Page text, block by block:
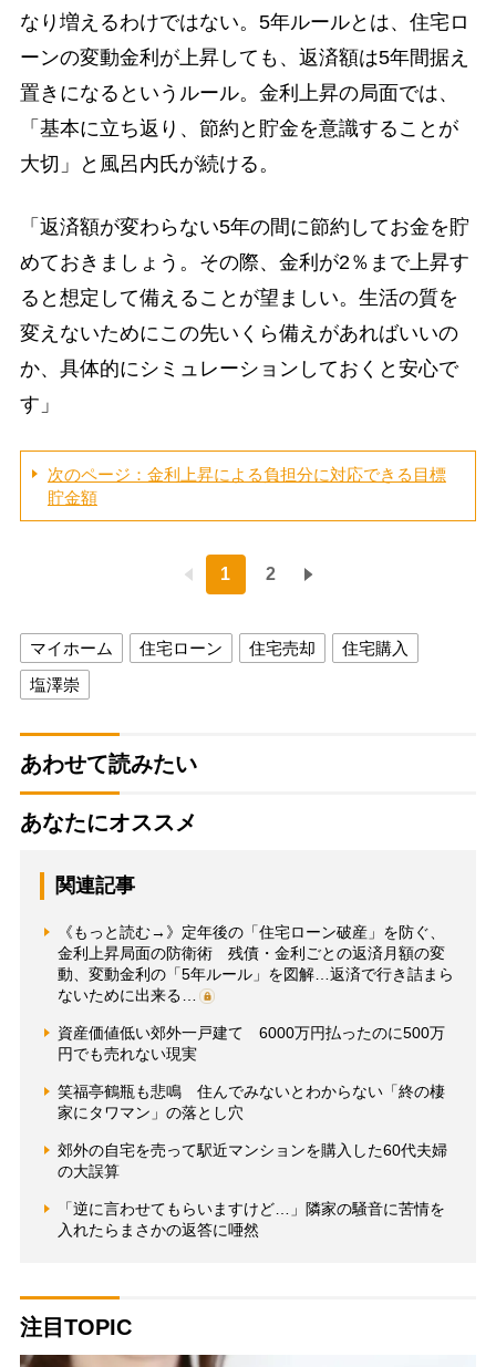
なり増えるわけではない。5年ルールとは、住宅ロ
ーンの変動金利が上昇しても、返済額は5年間据え
置きになるというルール。金利上昇の局面では、
「基本に立ち返り、節約と貯金を意識することが
大切」と風呂内氏が続ける。
「返済額が変わらない5年の間に節約してお金を貯
めておきましょう。その際、金利が2％まで上昇す
ると想定して備えることが望ましい。生活の質を
変えないためにこの先いくら備えがあればいいの
か、具体的にシミュレーションしておくと安心で
す」
次のページ：金利上昇による負担分に対応できる目標
貯金額
1 2
マイホーム 住宅ローン 住宅売却
住宅購入
塩澤崇
あわせて読みたい
あなたにオススメ
関連記事
《もっと読む→》定年後の「住宅ローン破産」を防ぐ、
金利上昇局面の防衛術 残債・金利ごとの返済月額の変
動、変動金利の「5年ルール」を図解…返済で行き詰まら
ないために出来る…
資産価値低い郊外一戸建て 6000万円払ったのに500万
円でも売れない現実
笑福亭鶴瓶も悲鳴 住んでみないとわからない「終の棲
家にタワマン」の落とし穴
郊外の自宅を売って駅近マンションを購入した60代夫婦
の大誤算
「逆に言わせてもらいますけど…」隣家の騒音に苦情を
入れたらまさかの返答に唖然
注目TOPIC